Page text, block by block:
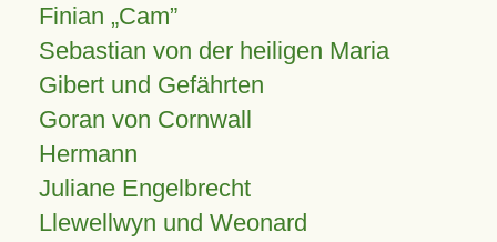
Finian Cam
Sebastian von der heiligen Maria
Gibert und Gefährten
Goran von Cornwall
Hermann
Juliane Engelbrecht
Llewellwyn und Weonard